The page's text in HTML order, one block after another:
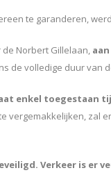
te garanderen,
Norbert Gillelaan,
de volledige duur van
enkel toegestaan
vergemakkelijken, zal
Verkeer is er